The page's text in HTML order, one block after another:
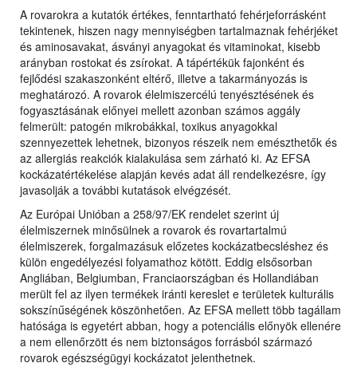
A rovarokra a kutatók értékes, fenntartható fehérjeforrásként
tekintenek, hiszen nagy mennyiségben tartalmaznak fehérjéket
és aminosavakat, ásványi anyagokat és vitaminokat, kisebb
arányban rostokat és zsírokat. A tápértékük fajonként és
fejlődési szakaszonként eltérő, illetve a takarmányozás is
meghatározó. A rovarok élelmiszercélú tenyésztésének és
fogyasztásának előnyei mellett azonban számos aggály
felmerült: patogén mikrobákkal, toxikus anyagokkal
szennyezettek lehetnek, bizonyos részeik nem emészthetők és
az allergiás reakciók kialakulása sem zárható ki. Az EFSA
kockázatértékelése alapján kevés adat áll rendelkezésre, így
javasolják a további kutatások elvégzését.
Az Európai Unióban a 258/97/EK rendelet szerint új
élelmiszernek minősülnek a rovarok és rovartartalmú
élelmiszerek, forgalmazásuk előzetes kockázatbecsléshez és
külön engedélyezési folyamathoz kötött. Eddig elsősorban
Angliában, Belgiumban, Franciaországban és Hollandiában
merült fel az ilyen termékek iránti kereslet e területek kulturális
sokszínűségének köszönhetően. Az EFSA mellett több tagállam
hatósága is egyetért abban, hogy a potenciális előnyök ellenére
a nem ellenőrzött és nem biztonságos forrásból származó
rovarok egészségügyi kockázatot jelenthetnek.